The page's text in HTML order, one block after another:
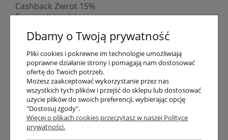
Cashback Zwrot 15%
Formy płatności
Numer konta
PayPo kupujesz, nie płacisz
Progi rabatowe
Promocje
Dostawa
Czas wysyłki
Dostawa
Dbamy o Twoją prywatność
Pliki cookies i pokrewne im technologie umożliwiają
poprawne działanie strony i pomagają nam dostosować
ofertę do Twoich potrzeb.
Możesz zaakceptować wykorzystanie przez nas
wszystkich tych plików i przejść do sklepu lub dostosować
użycie plików do swoich preferencji, wybierając opcję
"Dostosuj zgody".
Więcej o plikach cookies przeczytasz w naszej Polityce
prywatności.